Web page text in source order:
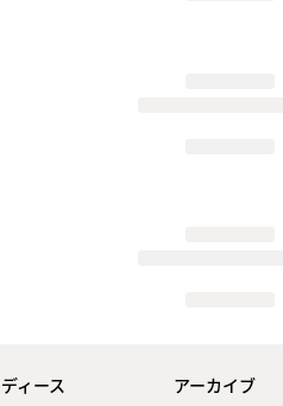
ィース アーカイブ